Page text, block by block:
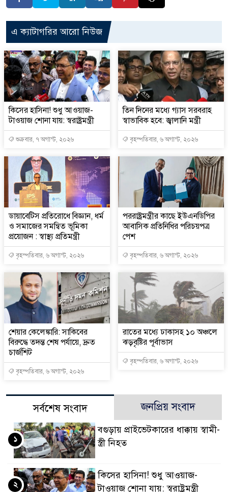
এ ক্যাটাগরির আরো নিউজ
কিসের হাসিনা! শুধু আওয়াজ-
টাওয়াজ শোনা যায়: স্বরাষ্ট্রমন্ত্রী
শুক্রবার, ৭ অগাস্ট, ২০২৬
তিন দিনের মধ্যে গ্যাস সরবরাহ
স্বাভাবিক হবে: জ্বালানি মন্ত্রী
বৃহস্পতিবার, ৬ অগাস্ট, ২০২৬
ডায়াবেটিস প্রতিরোধে বিজ্ঞান, ধর্ম
ও সমাজের সমন্বিত ভূমিকা
প্রয়োজন : স্বাস্থ্য প্রতিমন্ত্রী
বৃহস্পতিবার, ৬ অগাস্ট, ২০২৬
পররাষ্ট্রমন্ত্রীর কা‌ছে ইউএনডিপির
আবাসিক প্রতিনিধির পরিচয়পত্র
পেশ
বৃহস্পতিবার, ৬ অগাস্ট, ২০২৬
শেয়ার কেলেঙ্কারি: সাকিবের
বিরুদ্ধে তদন্ত শেষ পর্যায়ে, দ্রুত
চার্জশিট
বৃহস্পতিবার, ৬ অগাস্ট, ২০২৬
রাতের মধ্যে ঢাকাসহ ১০ অঞ্চলে
ঝড়বৃষ্টির পূর্বাভাস
বৃহস্পতিবার, ৬ অগাস্ট, ২০২৬
সর্বশেষ সংবাদ জনপ্রিয় সংবাদ
বগুড়ায় প্রাইভেটকারের ধাক্কায় স্বামী-
স্ত্রী নিহত
১
কিসের হাসিনা! শুধু আওয়াজ-
টাওয়াজ শোনা যায়: স্বরাষ্ট্রমন্ত্রী
২